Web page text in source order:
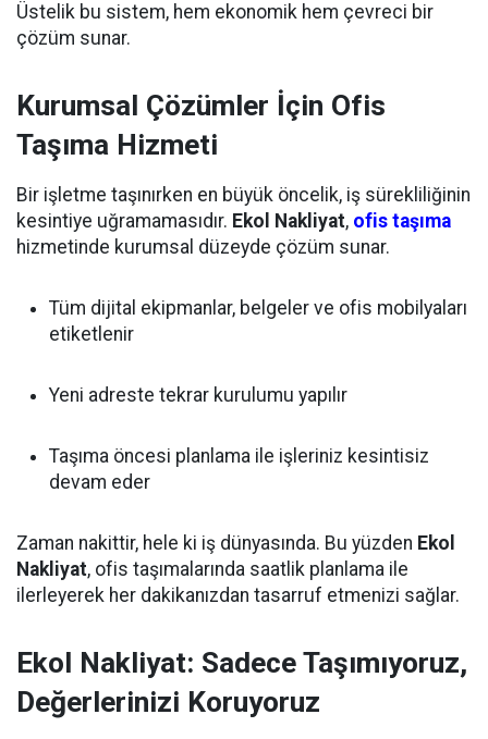
Üstelik bu sistem, hem ekonomik hem çevreci bir
çözüm sunar.
Kurumsal Çözümler İçin Ofis
Taşıma Hizmeti
Bir işletme taşınırken en büyük öncelik, iş sürekliliğinin
kesintiye uğramamasıdır. Ekol Nakliyat, ofis taşıma
hizmetinde kurumsal düzeyde çözüm sunar.
Tüm dijital ekipmanlar, belgeler ve ofis mobilyaları
etiketlenir
Yeni adreste tekrar kurulumu yapılır
Taşıma öncesi planlama ile işleriniz kesintisiz
devam eder
Zaman nakittir, hele ki iş dünyasında. Bu yüzden Ekol
Nakliyat, ofis taşımalarında saatlik planlama ile
ilerleyerek her dakikanızdan tasarruf etmenizi sağlar.
Ekol Nakliyat: Sadece Taşımıyoruz,
Değerlerinizi Koruyoruz